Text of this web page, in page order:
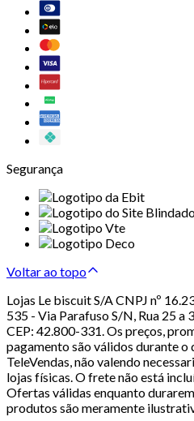
Segurança
Voltar ao topo
Lojas Le biscuit S/A CNPJ nº
535 - Via Parafuso S/N, Rua 25 a
CEP: 42.800-331. Os preços,
pagamento são válidos durante o
TeleVendas, não valendo
lojas físicas. O frete não está
Ofertas válidas enquanto
produtos são meramente